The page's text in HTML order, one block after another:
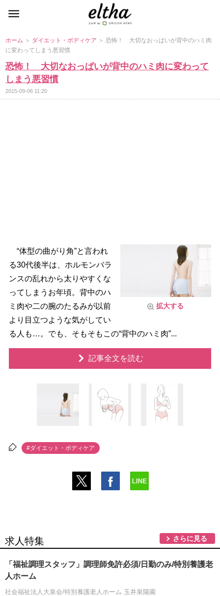
ホーム ＞ ダイエット・ボディケア ＞ 恐怖！ 大切なおっぱいが背中のハミ肉
に変わってしまう悪習慣
恐怖！ 大切なおっぱいが背中のハミ肉に変わって
しまう悪習慣
2015-09-06 11:20
拡大する
“体型の曲がり角”と言われ
る30代後半は、ホルモンバラ
ンスの乱れから太りやすくな
ってしまうお年頃。背中のハ
ミ肉や二の腕のたるみが以前
より目立つような気がしてい
る人も…。でも、そもそもこの“背中のハミ肉”...
記事全文を読む
#ダイエット・ボディケア
求人特集 さらに見る
「福祉調理スタッフ」調理師免許必須/日勤のみ/特別養護老
人ホーム
社会福祉法人大泉会/特別養護老人ホーム 玉井泉陽園